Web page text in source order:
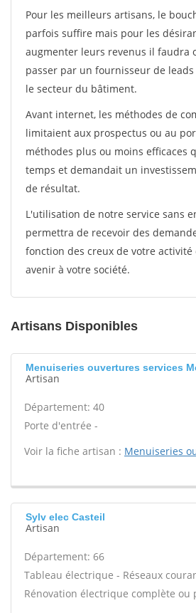
Pour les meilleurs artisans, le
parfois suffire mais pour les
augmenter leurs revenus il faudra
passer par un fournisseur de
le secteur du bâtiment.
Avant internet, les méthodes de
limitaient aux prospectus ou au
méthodes plus ou moins efficaces
temps et demandait un
de résultat.
L'utilisation de notre service sans
permettra de recevoir des
fonction des creux de votre
avenir à votre société.
Artisans Disponibles
Menuiseries ouvertures services
Artisan
Département: 40
Porte d'entrée -
Voir la fiche artisan : Menuiseries
Sylv elec Casteil
Artisan
Département: 66
Tableau électrique - Réseaux
Rénovation électrique complète ou